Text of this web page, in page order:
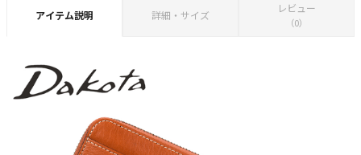
アイテム説明 詳細・サイズ
レビュー
（0）